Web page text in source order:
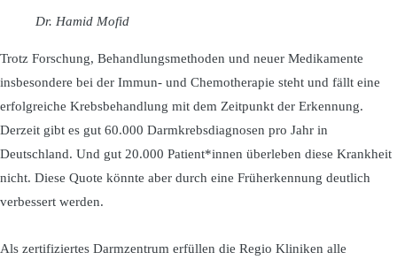
Dr. Hamid Mofid
Trotz Forschung, Behandlungsmethoden und neuer Medikamente
insbesondere bei der Immun- und Chemotherapie steht und fällt eine
erfolgreiche Krebsbehandlung mit dem Zeitpunkt der Erkennung.
Derzeit gibt es gut 60.000 Darmkrebsdiagnosen pro Jahr in
Deutschland. Und gut 20.000 Patient*innen überleben diese Krankheit
nicht. Diese Quote könnte aber durch eine Früherkennung deutlich
verbessert werden.
Als zertifiziertes Darmzentrum erfüllen die Regio Kliniken alle